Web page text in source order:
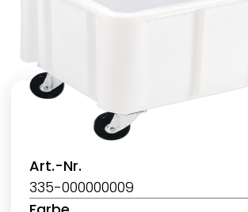
Art.-Nr.
335-000000009